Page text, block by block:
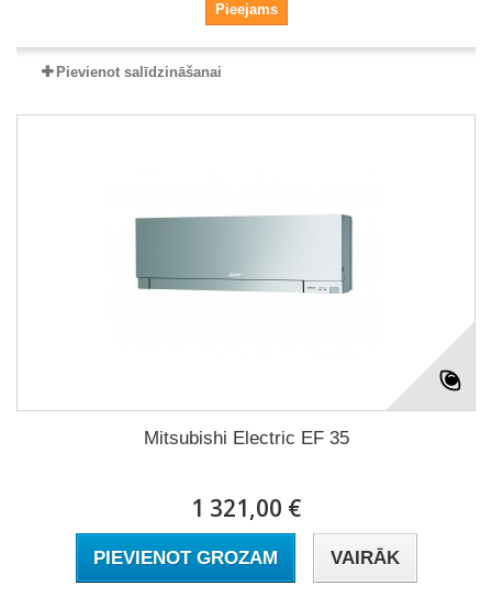
Pieejams
Pievienot salīdzināšanai
Mitsubishi Electric EF 35
1 321,00 €
PIEVIENOT GROZAM VAIRĀK